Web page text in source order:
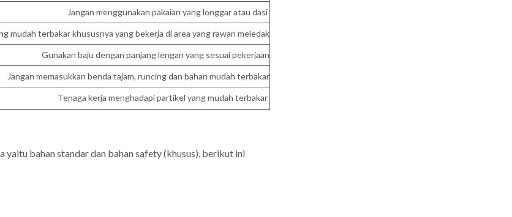
Jangan menggunakan pakaian yang longgar atau dasi
mudah terbakar khususnya yang bekerja di area yang rawan meledak
Gunakan baju dengan panjang lengan yang sesuai pekerjaan
Jangan memasukkan benda tajam, runcing dan bahan mudah terbakar
Tenaga kerja menghadapi partikel yang mudah terbakar
bahan standar dan bahan safety (khusus), berikut ini